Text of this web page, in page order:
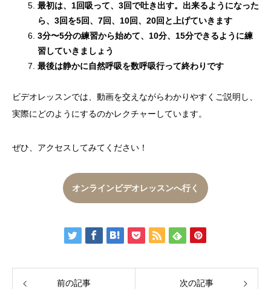
最初は、1回吸って、3回で吐き出す。出来るようになった
ら、3回を5回、7回、10回、20回と上げていきます
3分〜5分の練習から始めて、10分、15分できるように練
習していきましょう
最後は静かに自然呼吸を数呼吸行って終わりです
ビデオレッスンでは、動画を交えながらわかりやすくご説明し、
実際にどのようにするのかレクチャーしています。
ぜひ、アクセスしてみてください！
オンラインビデオレッスンへ行く
前の記事 次の記事